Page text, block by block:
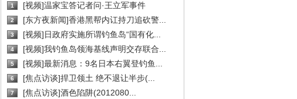
1 [视频]温家宝答记者问·王立军事件
2 [东方夜新闻]香港黑帮内讧持刀追砍警...
3 [视频]日政府实施所谓钓鱼岛“国有化...
4 [视频]我钓鱼岛领海基线声明交存联合...
5 [视频]最新消息：9名日本右翼登钓鱼...
6 [焦点访谈]捍卫领土 绝不退让半步(...
7 [焦点访谈]酒色陷阱(2012080...